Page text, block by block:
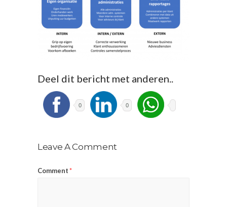
Deel dit bericht met anderen..
0 0
Leave A Comment
Comment*